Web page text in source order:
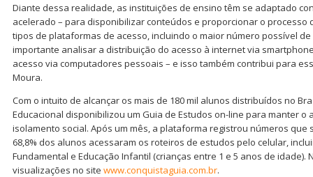
Diante dessa realidade, as instituições de ensino têm se adaptado
acelerado – para disponibilizar conteúdos e proporcionar o processo
tipos de plataformas de acesso, incluindo o maior número possível
importante analisar a distribuição do acesso à internet via
acesso via computadores pessoais – e isso também contribui para
Moura.
Com o intuito de alcançar os mais de 180 mil alunos distribuídos no
Educacional disponibilizou um Guia de Estudos on-line para manter
isolamento social. Após um mês, a plataforma registrou números
68,8% dos alunos acessaram os roteiros de estudos pelo celular,
Fundamental e Educação Infantil (crianças entre 1 e 5 anos de idade).
visualizações no site www.conquistaguia.com.br.